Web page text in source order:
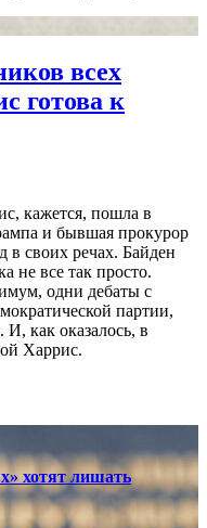
всех
готова к
кажется, пошла в
и бывшая прокурор
в своих речах. Байден
не все так просто.
одни дебаты с
партии,
И, как оказалось, в
Харрис.
хотят лишать